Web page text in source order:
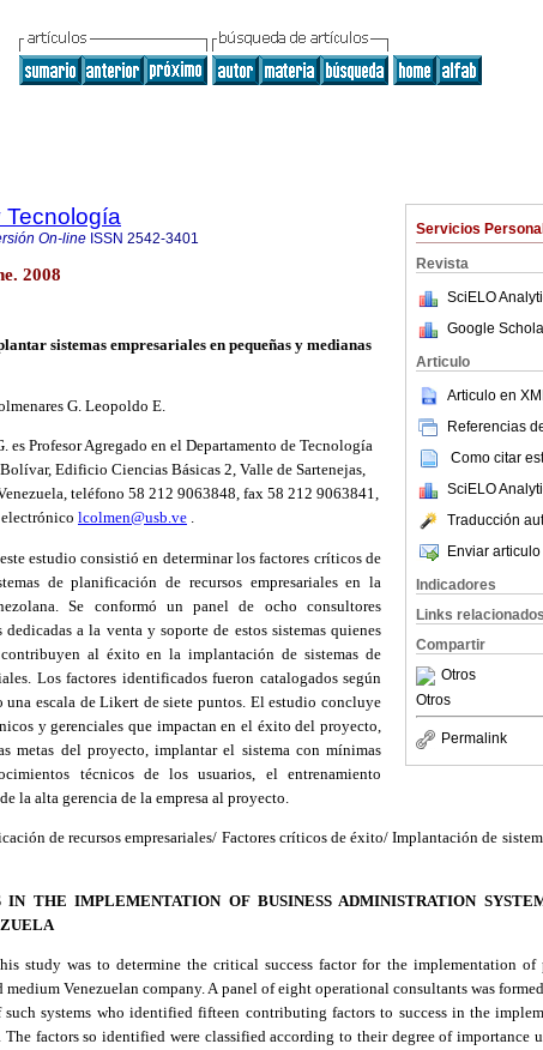
Servicios
Revista
SciELO
Google
Articulo
Articulo en
Referencias
Como citar
SciELO
Traducción
Enviar
Indicadores
Links relacionados
Compartir
Otros
Otros
Permalink
Tecnología
On-line ISSN 2542-3401
2008
sistemas empresariales en pequeñas y medianas
G. Leopoldo E.
es Profesor Agregado en el Departamento de Tecnología
Edificio Ciencias Básicas 2, Valle deSartenejas,
teléfono 58 212 9063848, fax 58 212 9063841,
lcolmen@usb.ve .
estudio consistió en determinar los factores críticos de
de planificación de recursos empresariales en la
Se conformó un panel de ocho consultores
a la venta y soporte de estos sistemas quienes
al éxito en la implantación de sistemas de
Los factores identificados fueron catalogados según
una escala deLikert de siete puntos. El estudio concluye
y gerenciales que impactan en el éxito del proyecto,
metas del proyecto, implantar el sistema con mínimas
técnicos de los usuarios, el entrenamiento
la alta gerencia de la empresa al proyecto.
de recursos empresariales/ Factores críticos de éxito/ Implantación de
IN THE IMPLEMENTATION OF BUSINESS ADMINISTRATION
study was to determine the critical success factor for the implementation of
medium Venezuelan company. A panel of eight operational consultants was
systems who identified fifteen contributing factors to success in the
The factors so identified were classified according to their degree of importance